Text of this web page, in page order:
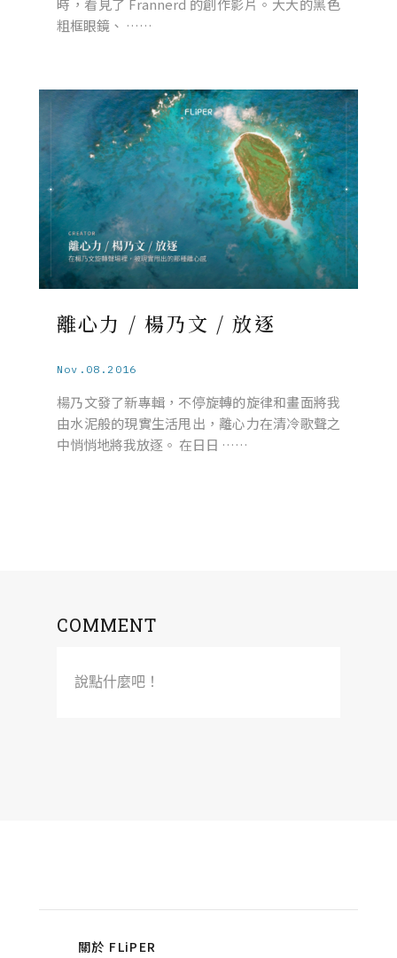
時，看見了 Frannerd 的創作影片。大大的黑色
粗框眼鏡、 ……
離心力 / 楊乃文 / 放逐
Nov.08.2016
楊乃文發了新專輯，不停旋轉的旋律和畫面將我
由水泥般的現實生活甩出，離心力在清冷歌聲之
中悄悄地將我放逐。 在日日 ……
COMMENT
說點什麼吧！
關於 FLiPER